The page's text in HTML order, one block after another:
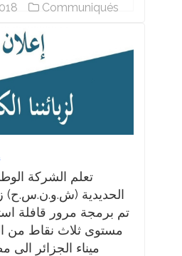
Communiqués
تعلم الشركة
الحديدية (ش.و.ن.س.ح)
تم برمجة مرور قافلة
مستوى ثلاث نقاط من
ميناء الجزائر